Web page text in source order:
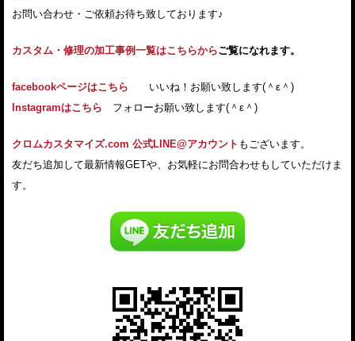
お問い合わせ・ご依頼お待ち致しております♪
カスタム・修理の加工事例一覧はこちらからご覧になれます。
facebookページはこちら いいね！お願い致します(＾ε＾)
Instagramはこちら フォローお願い致します(＾ε＾)
クロムカスタマイズ.com 公式LINE@アカウント もございます。
友だち追加して最新情報GETや、お気軽にお問合わせもしていただけま
す。